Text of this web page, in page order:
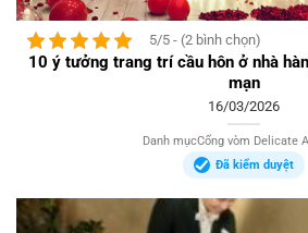
5/5 - (2 bình chọn)
10 ý tưởng trang trí cầu hôn ở nhà
mạn
16/03/2026
Danh mụcCổng vòm Delicate
Đã kiểm duyệt